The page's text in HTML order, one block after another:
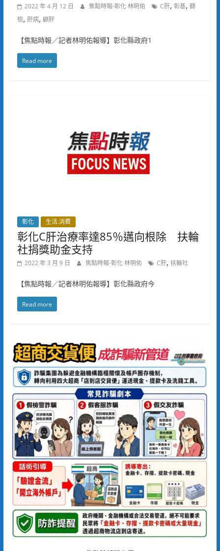
2022 年 4 月 12 日 焦點時報-彰化 林明佑 C肝, 彰基, 篩
檢, 肝病, 顧肝
【焦點時報／記者林明佑報導】彰化縣政府1
Read more
彰化 生活.消費
彰化C肝治療率達85％邁向根除 扶輪
社捐獎助金支持
2022 年 3 月 9 日 焦點時報-彰化 林明佑 C肝, 扶輪社
【焦點時報／記者林明佑報導】彰化縣政府今
Read more